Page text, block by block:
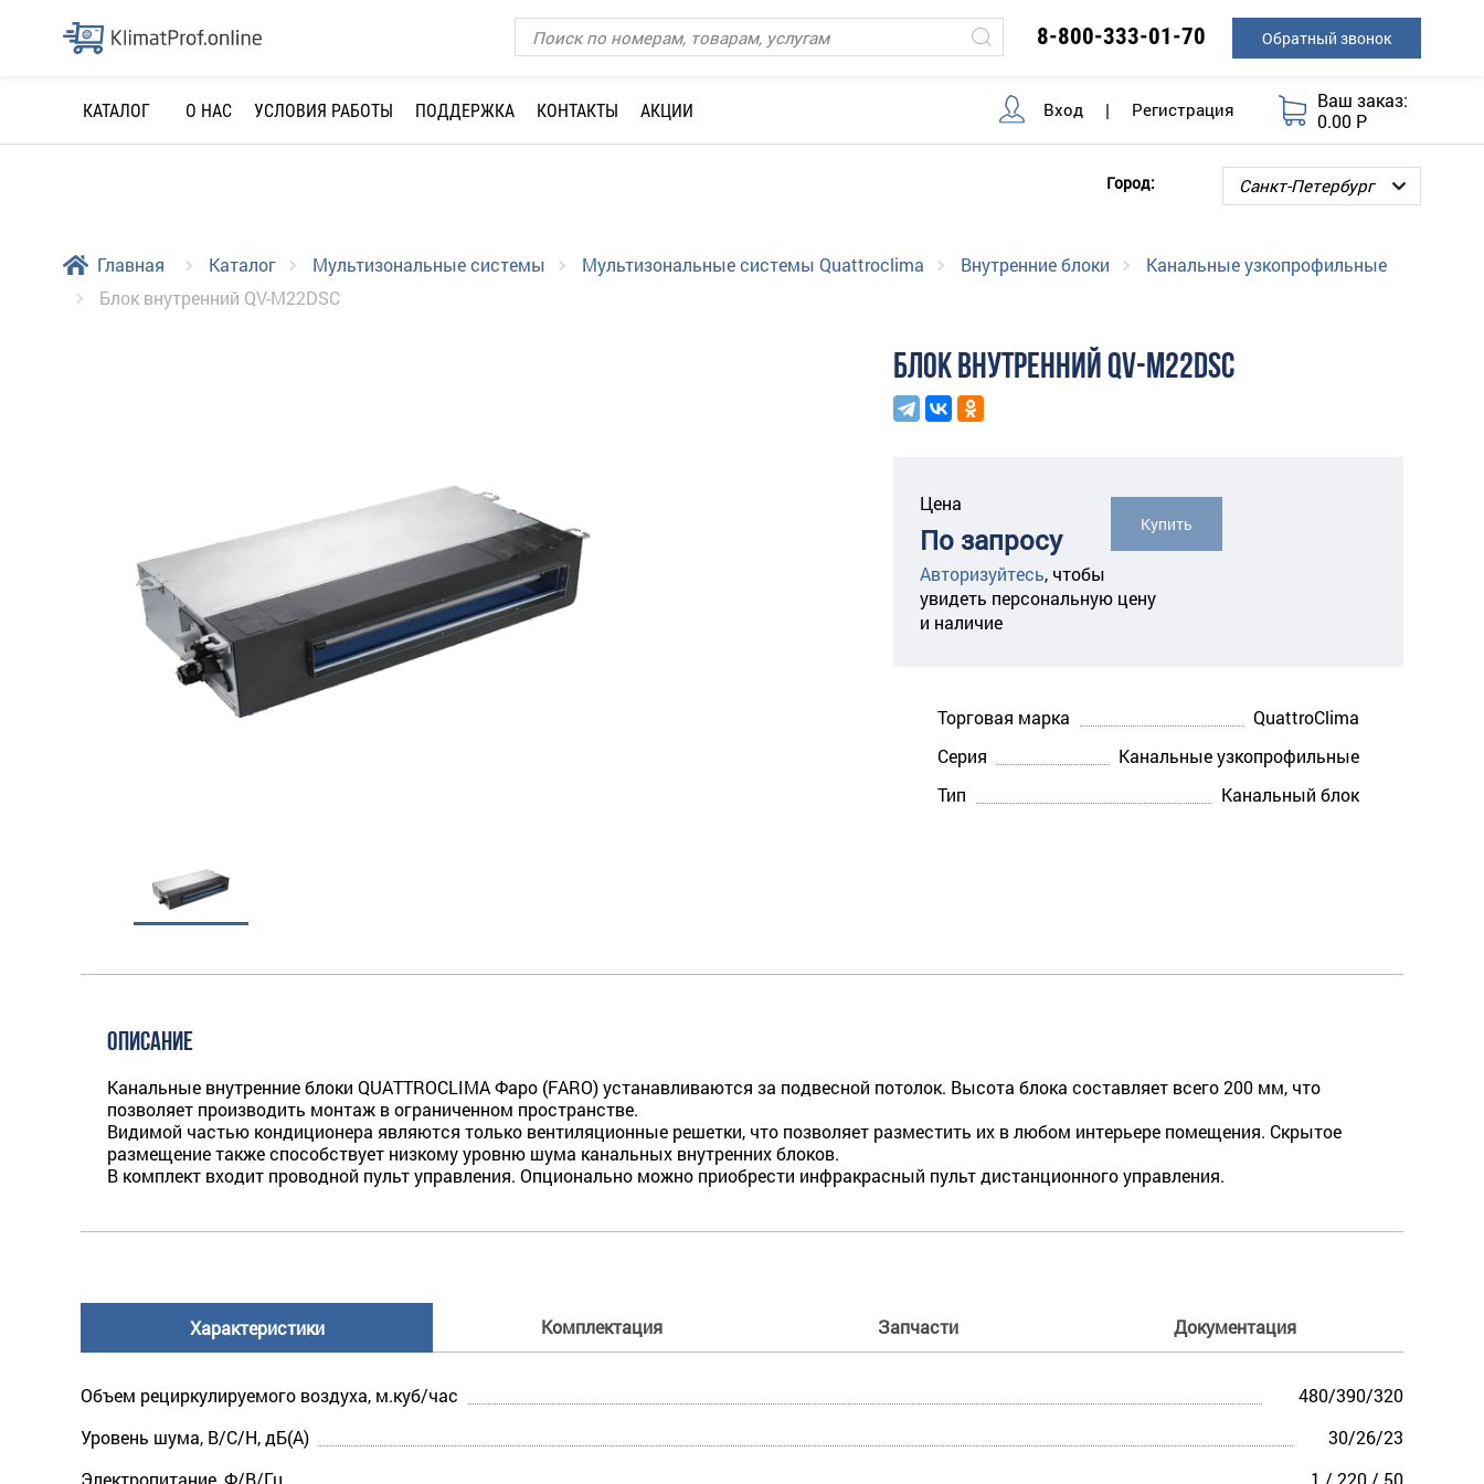
8-800-333-01-70 Обратный звонок
КАТАЛОГ О НАС УСЛОВИЯ РАБОТЫ ПОДДЕРЖКА КОНТАКТЫ АКЦИИ Вход | Регистрация
Ваш заказ:
0.00 Р
Город:
Главная Каталог Мультизональные системы Мультизональные системы Quattroclima Внутренние блоки
Канальные узкопрофильные
Блок внутренний QV-M22DSC
БЛОК ВНУТРЕННИЙ QV-M22DSC
Цена
По запросу
Авторизуйтесь, чтобы
увидеть персональную цену
и наличие
Купить
Торговая марка
QuattroClima
Серия
Канальные узкопрофильные
Тип
Канальный блок
ОПИСАНИЕ
Канальные внутренние блоки QUATTROCLIMA Фаро (FARO) устанавливаются за подвесной потолок. Высота блока составляет всего 200 мм, что
позволяет производить монтаж в ограниченном пространстве.
Видимой частью кондиционера являются только вентиляционные решетки, что позволяет разме­стить их в любом интерьере помещения. Скрытое
размещение также способствует низкому уровню шума канальных внутренних блоков.
В комплект входит проводной пульт управления. Опционально можно приобрести инфракрасный пульт дистанционного управления.
Характеристики Комплектация Запчасти Документация
Объем рециркулируемого воздуха, м.куб/час
480/390/320
Уровень шума, В/С/Н, дБ(А)
30/26/23